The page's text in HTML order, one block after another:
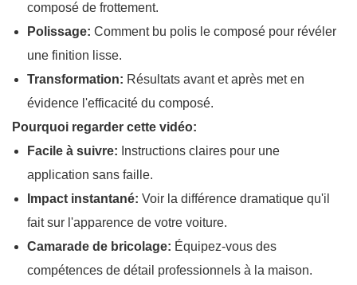
composé de frottement.
Polissage:Comment bu polis le composé pour révéler
une finition lisse.
Transformation: Résultats avant et après met en
évidence l'efficacité du composé.
Pourquoi regarder cette vidéo:
Facile à suivre: Instructions claires pour une
application sans faille.
Impact instantané:Voir la différence dramatique qu'il
fait sur l'apparence de votre voiture.
Camarade de bricolage: Équipez-vous des
compétences de détail professionnels à la maison.